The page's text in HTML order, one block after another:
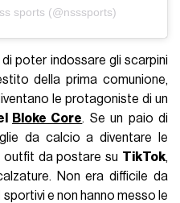
sports (@nsssports)
poter indossare gli scarpini
della prima comunione,
le protagoniste di un
Bloke Core. Se un paio di
da calcio a diventare le
da postare su TikTok,
Non era difficile da
e non hanno messo le